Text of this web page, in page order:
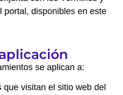
portal, disponibles en este
se aplican a:
que visitan el sitio web del